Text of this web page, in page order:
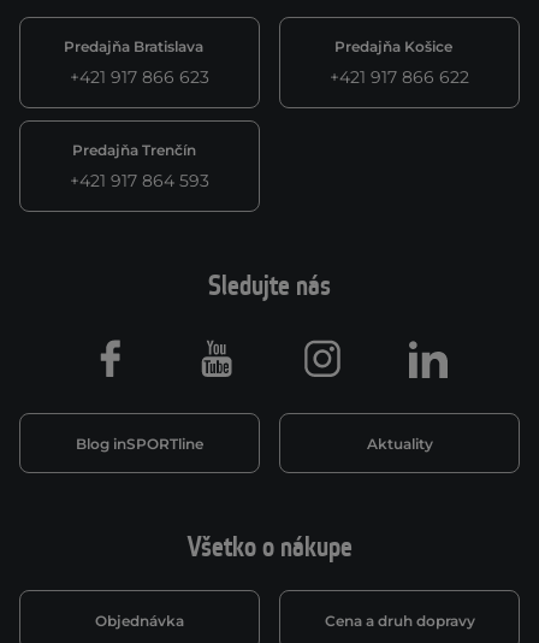
Predajňa Bratislava
+421 917 866 623
Predajňa Košice
+421 917 866 622
Predajňa Trenčín
+421 917 864 593
Všetko o nákupe
Objednávka Cena a druh dopravy
Sledujte nás
Blog inSPORTline Aktuality
Facebook Youtube Instagram LinkedIn